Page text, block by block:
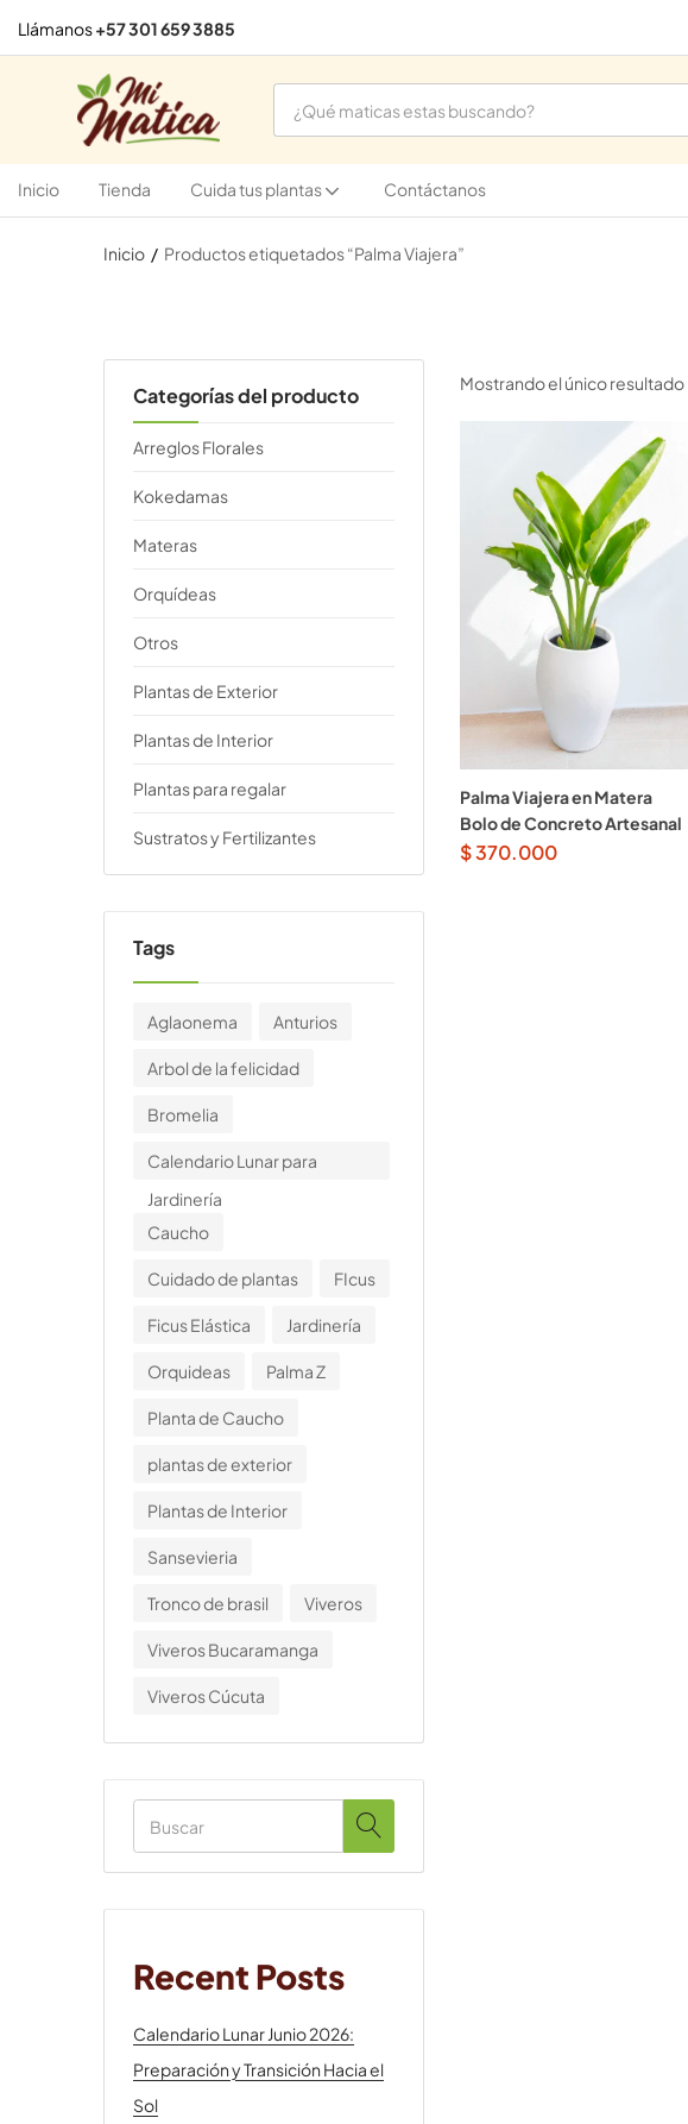
Llámanos+57 301 659 3885
Inicio Tienda Cuida tus plantas Contáctanos
Inicio Productos etiquetados “Palma Viajera”
Categorías del producto
Arreglos Florales
Kokedamas
Materas
Orquídeas
Otros
Plantas de Exterior
Plantas de Interior
Plantas para regalar
Sustratos y Fertilizantes
Tags
Aglaonema Anturios
Arbol de la felicidad
Bromelia
Calendario Lunar para
Jardinería
Caucho
Cuidado de plantas FIcus
Ficus Elástica Jardinería
Orquideas Palma Z
Planta de Caucho
plantas de exterior
Plantas de Interior
Sansevieria
Tronco de brasil Viveros
Viveros Bucaramanga
Viveros Cúcuta
Recent Posts
Calendario Lunar Junio 2026:
Preparación y Transición Hacia el
Sol
Mostrando el único resultado
Palma Viajera en Matera
Bolo de Concreto Artesanal
$370.000